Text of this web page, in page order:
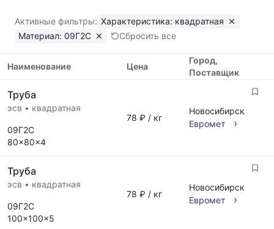
09Г2С
Показаны
минимальная,
медианная
и
цена
по
данным
прайс-
листов
последний
месяц.
рассчитывается
по
Активные фильтры: Характеристика: квадратная
Материал: 09Г2С
Сбросить все
цен
на
указанием
ГОСТ,
размеров
по
запросу
Наименование Цена
Город,
Поставщик
Труба
эсв • квадратная
09Г2С
80x80x4
78 ₽ / кг
Новосибирск
Евромет
›
Труба
эсв • квадратная
09Г2С
100x100x5
78 ₽ / кг
Новосибирск
Евромет
›